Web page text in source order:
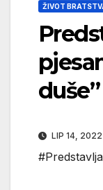
ŽIVOT
duše”
LIP 14, 2022